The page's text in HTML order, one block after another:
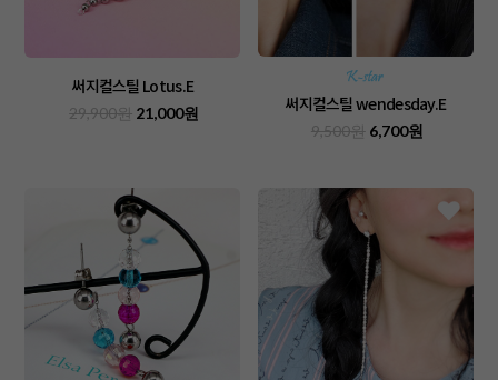
써지컬스틸 Lotus.E
29,900원 21,000원 써지컬스틸 wendesday.E
9,500원 6,700원